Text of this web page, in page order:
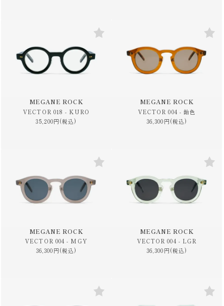
MEGANE ROCK
VECTOR 018 - KURO
35,200円(税込)
MEGANE ROCK
VECTOR 004 - 飴色
36,300円(税込)
MEGANE ROCK
VECTOR 004 - MGY
36,300円(税込)
MEGANE ROCK
VECTOR 004 - LGR
36,300円(税込)